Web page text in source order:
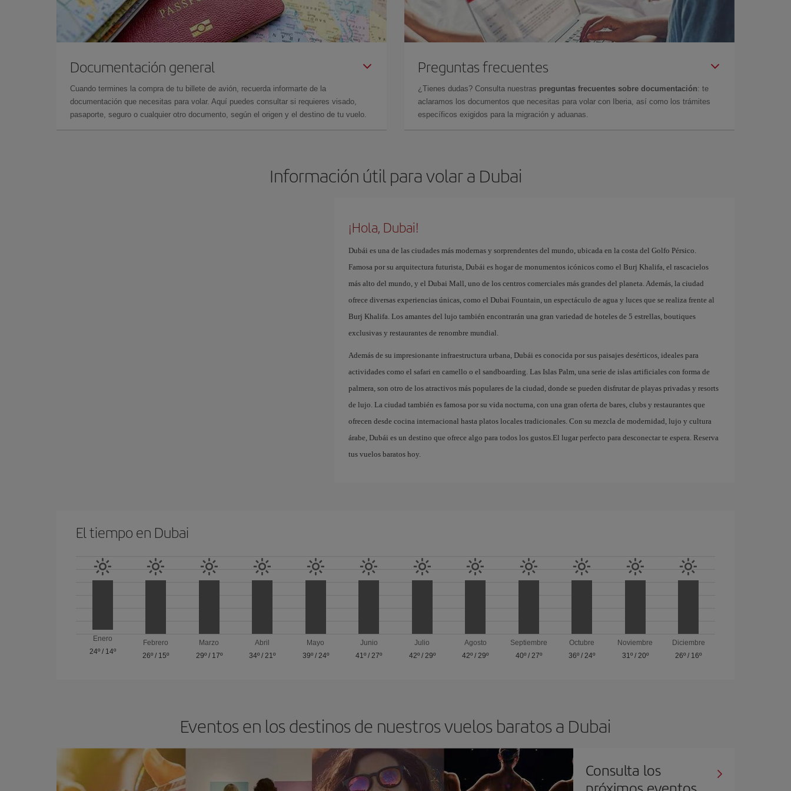
Documentación general
Cuando termines la compra de tu billete de avión, recuerda informarte de la
documentación que necesitas para volar. Aquí puedes consultar si requieres visado,
pasaporte, seguro o cualquier otro documento, según el origen y el destino de tu vuelo.
Preguntas frecuentes
¿Tienes dudas? Consulta nuestras preguntas frecuentes sobre documentación: te
aclaramos los documentos que necesitas para volar con Iberia, así como los trámites
específicos exigidos para la migración y aduanas.
Información útil para volar a Dubai
¡Hola, Dubai!
Dubái es una de las ciudades más modernas y sorprendentes del mundo, ubicada en la costa del Golfo Pérsico.
Famosa por su arquitectura futurista, Dubái es hogar de monumentos icónicos como el Burj Khalifa, el rascacielos
más alto del mundo, y el Dubai Mall, uno de los centros comerciales más grandes del planeta. Además, la ciudad
ofrece diversas experiencias únicas, como el Dubai Fountain, un espectáculo de agua y luces que se realiza frente al
Burj Khalifa. Los amantes del lujo también encontrarán una gran variedad de hoteles de 5 estrellas, boutiques
exclusivas y restaurantes de renombre mundial.
Además de su impresionante infraestructura urbana, Dubái es conocida por sus paisajes desérticos, ideales para
actividades como el safari en camello o el sandboarding. Las Islas Palm, una serie de islas artificiales con forma de
palmera, son otro de los atractivos más populares de la ciudad, donde se pueden disfrutar de playas privadas y resorts
de lujo. La ciudad también es famosa por su vida nocturna, con una gran oferta de bares, clubs y restaurantes que
ofrecen desde cocina internacional hasta platos locales tradicionales. Con su mezcla de modernidad, lujo y cultura
árabe, Dubái es un destino que ofrece algo para todos los gustos.El lugar perfecto para desconectar te espera. Reserva
tus vuelos baratos hoy.
El tiempo en Dubai
Enero
24º/ 14º
Febrero
26º / 15º
Marzo
29º/ 17º
Abril
34º /21º
Mayo
39º/ 24º
Junio
41º /27º
Julio
42º/ 29º
Agosto
42º /29º
Septiembre
40º/ 27º
Octubre
36º /24º
Noviembre
31º/ 20º
Diciembre
26º / 16º
Eventos en los destinos de nuestros vuelos baratos a Dubai
Consulta los